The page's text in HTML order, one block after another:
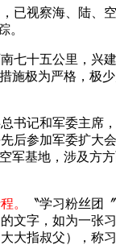
已视察海、陆、
。
七十五公里，兴
施极为严格，极
书记和军委主席
后参加军委扩大
军基地，涉及方方
。
〝学习粉丝团
文字，如为一张
大指叔父），称